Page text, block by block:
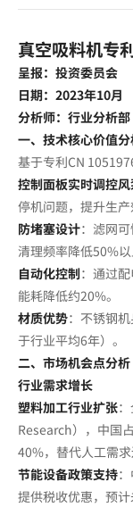
真空吸料机专
呈报：投资委员会
日期：2023年10月
分析师：行业分析部
一、技术核心价值
基于专利CN
控制面板实时调控
停机问题，提升生产
防堵塞设计：滤网
清理频率降低50%以
自动化控制：通过
能耗降低约20%。
材质优势：不锈钢
于行业平均6年）。
二、市场机会点分析
行业需求增长
塑料加工行业扩张
Research），中国
40%，替代人工需求
节能设备政策支持
提供税收优惠，预